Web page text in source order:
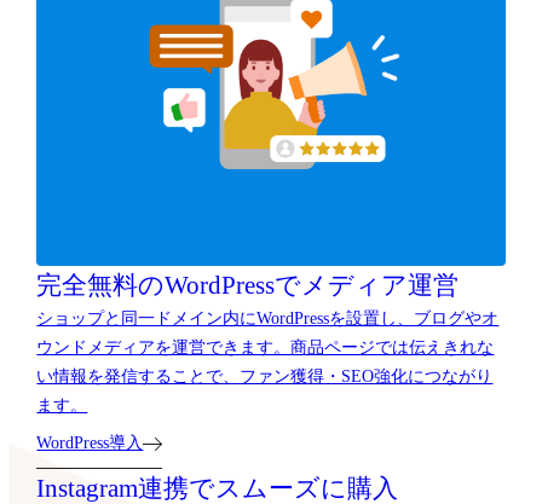
完全無料のWordPressでメディア運営
ショップと同一ドメイン内にWordPressを設置し、ブログやオ
ウンドメディアを運営できます。商品ページでは伝えきれな
い情報を発信することで、ファン獲得・SEO強化につながり
ます。
WordPress導入
Instagram連携でスムーズに購入